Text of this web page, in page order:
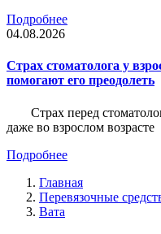
Подробнее
04.08.2026
Страх стоматолога у
помогают его преодолеть
Страх перед
даже во взрослом возрасте
Подробнее
Главная
Перевязочные
Вата